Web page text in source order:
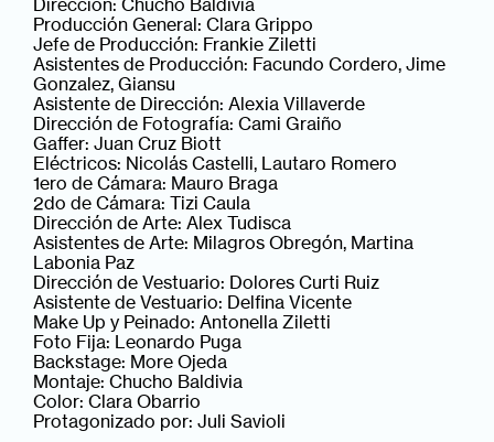
Producción General: Clara Grippo
Jefe de Producción: Frankie Ziletti
Asistentes de Producción: Facundo Cordero, Jime
Gonzalez, Giansu
Asistente de Dirección: Alexia Villaverde
Dirección de Fotografía: Cami Graiño
Gaffer: Juan Cruz Biott
Eléctricos: Nicolás Castelli, Lautaro Romero
1ero de Cámara: Mauro Braga
2do de Cámara: Tizi Caula
Dirección de Arte: Alex Tudisca
Asistentes de Arte: Milagros Obregón, Martina
Labonia Paz
Dirección de Vestuario: Dolores Curti Ruiz
Asistente de Vestuario: Delfina Vicente
Make Up y Peinado: Antonella Ziletti
Foto Fija: Leonardo Puga
Backstage: More Ojeda
Montaje: Chucho Baldivia
Color: Clara Obarrio
Protagonizado por: Juli Savioli